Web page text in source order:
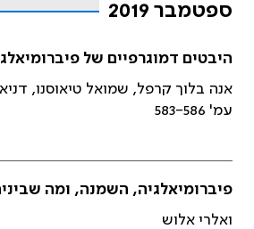
ספטמבר 2019
היבטים דמוגרפיים של
אנה בלוך קרפל, שמואל טיאוסנו,
עמ' 583-586
פיברומיאלגיה, השמנה, ומה
ואלרי אלוש